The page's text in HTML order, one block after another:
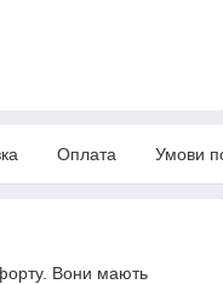
Оплата Умови
Вони мають